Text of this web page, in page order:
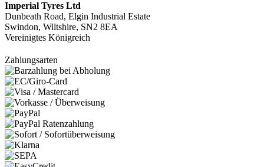
Imperial Tyres Ltd
Dunbeath Road, Elgin Industrial Estate
Swindon, Wiltshire, SN2 8EA
Vereinigtes Königreich
Zahlungsarten